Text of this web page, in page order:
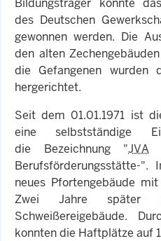
des Deutschen
gewonnen werden. Die
den alten
die Gefangenen wurden
hergerichtet.
Seit dem 01.01.1971 ist
eine selbstständige
die Bezeichnung "JVA
Berufsförderungsstätte-
neues Pfortengebäude
Zwei Jahre später
Schweißereigebäude.
konnten die Haftplätze auf